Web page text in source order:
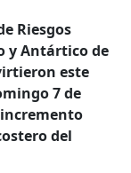
Riesgos
y Antártico de
este
7 de
del